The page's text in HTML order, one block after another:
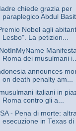
chiede grazia per
paraplegico Abdul
Nobel agli
Lesbo". La petizion...
Roma dei musulmani i...
announces
on death penalty am...
musulmani italiani in
Roma contro gli a...
- Pena di morte:
esecuzione in Texas di